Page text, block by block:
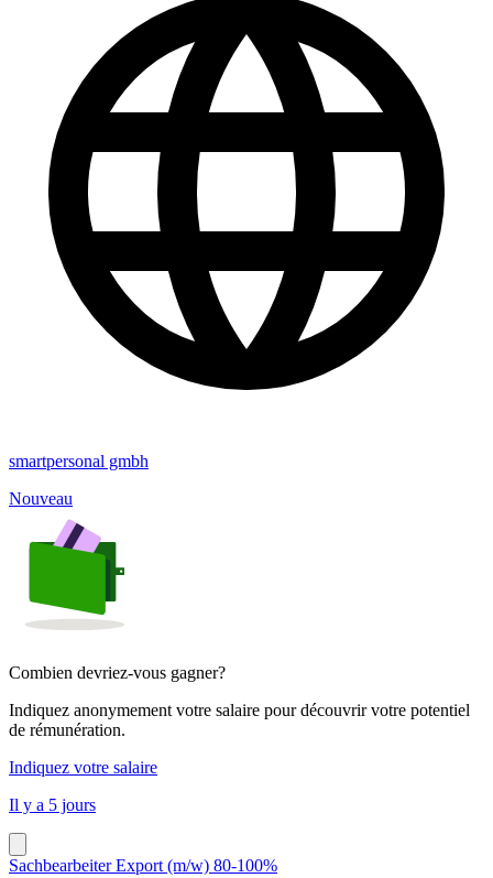
smartpersonal gmbh
Nouveau
Combien devriez-vous gagner?
Indiquez anonymement votre salaire pour découvrir votre potentiel
de rémunération.
Indiquez votre salaire
Il y a 5 jours
Sachbearbeiter Export (m/w) 80-100%